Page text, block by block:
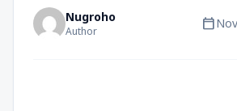
Nugroho
Author calendar_today